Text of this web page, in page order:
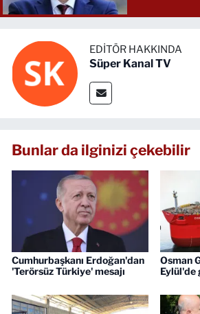
EDITÖR HAKKINDA
Süper Kanal TV
Bunlar da ilginizi çekebilir
Cumhurbaşkanı Erdoğan'dan
'Terörsüz Türkiye' mesajı
Osman
Eylül'de